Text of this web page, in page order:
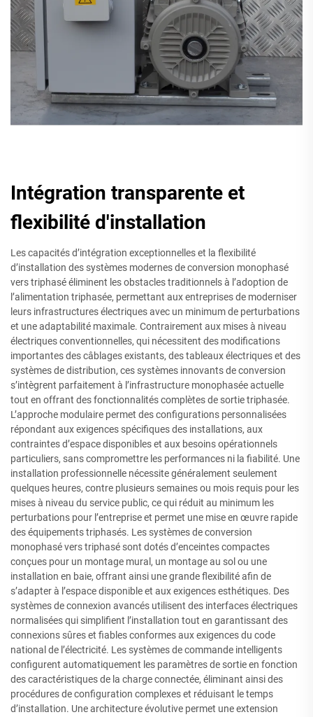
Intégration transparente et
flexibilité d'installation
Les capacités d’intégration exceptionnelles et la flexibilité
d’installation des systèmes modernes de conversion monophasé
vers triphasé éliminent les obstacles traditionnels à l’adoption de
l’alimentation triphasée, permettant aux entreprises de moderniser
leurs infrastructures électriques avec un minimum de perturbations
et une adaptabilité maximale. Contrairement aux mises à niveau
électriques conventionnelles, qui nécessitent des modifications
importantes des câblages existants, des tableaux électriques et des
systèmes de distribution, ces systèmes innovants de conversion
s’intègrent parfaitement à l’infrastructure monophasée actuelle
tout en offrant des fonctionnalités complètes de sortie triphasée.
L’approche modulaire permet des configurations personnalisées
répondant aux exigences spécifiques des installations, aux
contraintes d’espace disponibles et aux besoins opérationnels
particuliers, sans compromettre les performances ni la fiabilité. Une
installation professionnelle nécessite généralement seulement
quelques heures, contre plusieurs semaines ou mois requis pour les
mises à niveau du service public, ce qui réduit au minimum les
perturbations pour l’entreprise et permet une mise en œuvre rapide
des équipements triphasés. Les systèmes de conversion
monophasé vers triphasé sont dotés d’enceintes compactes
conçues pour un montage mural, un montage au sol ou une
installation en baie, offrant ainsi une grande flexibilité afin de
s’adapter à l’espace disponible et aux exigences esthétiques. Des
systèmes de connexion avancés utilisent des interfaces électriques
normalisées qui simplifient l’installation tout en garantissant des
connexions sûres et fiables conformes aux exigences du code
national de l’électricité. Les systèmes de commande intelligents
configurent automatiquement les paramètres de sortie en fonction
des caractéristiques de la charge connectée, éliminant ainsi des
procédures de configuration complexes et réduisant le temps
d’installation. Une architecture évolutive permet une extension